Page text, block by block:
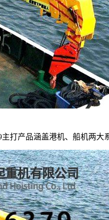
主打产品涵盖港机、船机两